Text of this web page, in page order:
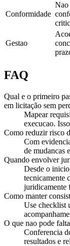
Conformidade
Nao
Gestao
FAQ
Qual e o primeiro
em licitação sem
Mapear
execucao.
Como reduzir risco
Com
de mudancas
Quando envolver
Desde o
tecnicamente
juridicamente
Como manter
Use checklist
O que nao pode
Conferencia
resultados e